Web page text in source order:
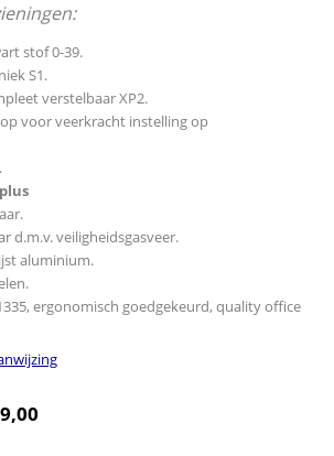
stof 0-39.
S1.
verstelbaar XP2.
voor veerkracht instelling op
d.m.v. veiligheidsgasveer.
aluminium.
ergonomisch goedgekeurd, quality office